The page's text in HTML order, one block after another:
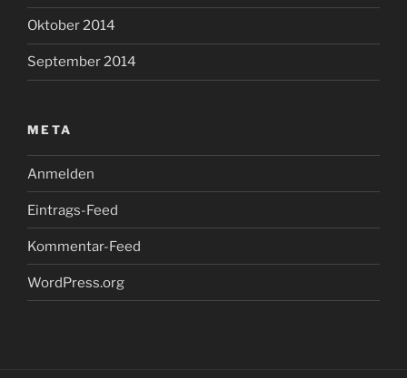
Oktober 2014
September 2014
META
Anmelden
Eintrags-Feed
Kommentar-Feed
WordPress.org